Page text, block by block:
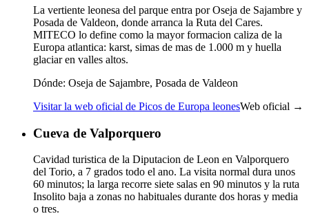
La vertiente leonesa del parque entra por Oseja de Sajambre y
Posada de Valdeon, donde arranca la Ruta del Cares.
MITECO lo define como la mayor formacion caliza de la
Europa atlantica: karst, simas de mas de 1.000 m y huella
glaciar en valles altos.
Dónde: Oseja de Sajambre, Posada de Valdeon
Visitar la web oficial de Picos de Europa leonesWeb oficial →
Cueva de Valporquero
Cavidad turistica de la Diputacion de Leon en Valporquero
del Torio, a 7 grados todo el ano. La visita normal dura unos
60 minutos; la larga recorre siete salas en 90 minutos y la ruta
Insolito baja a zonas no habituales durante dos horas y media
o tres.